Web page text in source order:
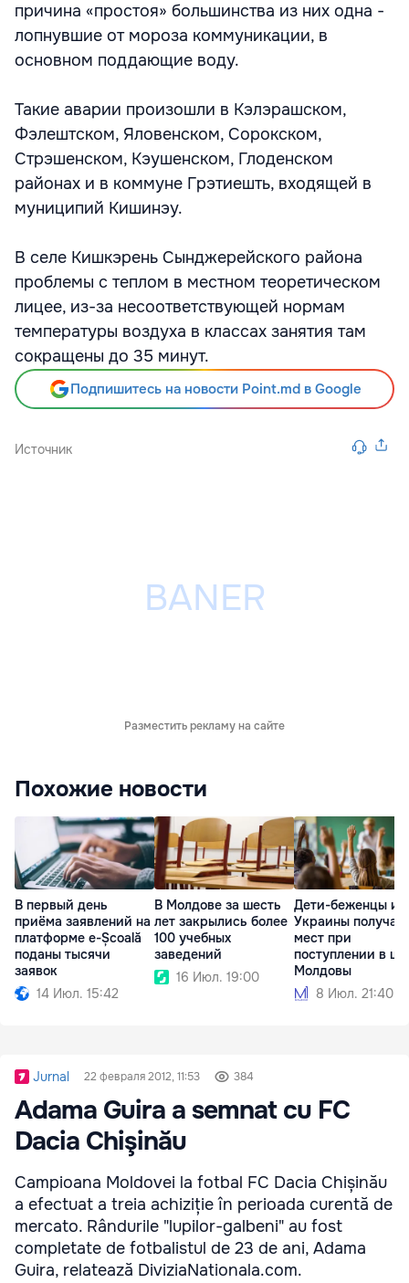
причина «простоя» большинства из них одна -
лопнувшие от мороза коммуникации, в
основном поддающие воду.
Такие аварии произошли в Кэлэрашском,
Фэлештском, Яловенском, Сорокском,
Стрэшенском, Кэушенском, Глоденском
районах и в коммуне Грэтиешть, входящей в
муниципий Кишинэу.
В селе Кишкэрень Сынджерейского района
проблемы с теплом в местном теоретическом
лицее, из-за несоответствующей нормам
температуры воздуха в классах занятия там
сокращены до 35 минут.
Подпишитесь на новости Point.md в Google
Источник
Разместить рекламу на сайте
Похожие новости
В первый день
приёма заявлений на
платформе e-Școală
поданы тысячи
заявок
14 Июл. 15:42
В Молдове за шесть
лет закрылись более
100 учебных
заведений
16 Июл. 19:00
Дети-беженцы из
Украины получат
мест при
поступлении в
Молдовы
8 Июл. 21:40
Jurnal 22 февраля 2012, 11:53 384
Adama Guira a semnat cu FC
Dacia Chişinău
Campioana Moldovei la fotbal FC Dacia Chișinău
a efectuat a treia achiziție în perioada curentă de
mercato. Rândurile "lupilor-galbeni" au fost
completate de fotbalistul de 23 de ani, Adama
Guira, relatează DiviziaNationala.com.